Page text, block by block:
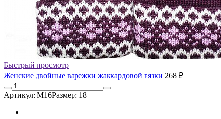
Быстрый просмотр
Женские двойные варежки жаккардовой вязки 268 ₽
Артикул: М16Размер: 18